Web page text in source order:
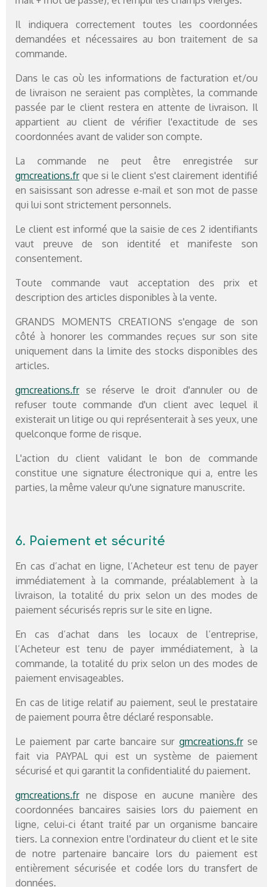
Il indiquera correctement toutes les coordonnées
demandées et nécessaires au bon traitement de sa
commande.
Dans le cas où les informations de facturation et/ou
de livraison ne seraient pas complètes, la commande
passée par le client restera en attente de livraison. Il
appartient au client de vérifier l'exactitude de ses
coordonnées avant de valider son compte.
La commande ne peut être enregistrée sur
gmcreations.frque si le client s'est clairement identifié
en saisissant son adresse e-mail et son mot de passe
qui lui sont strictement personnels.
Le client est informé que la saisie de ces 2 identifiants
vaut preuve de son identité et manifeste son
consentement.
Toute commande vaut acceptation des prix et
description des articles disponibles à la vente.
GRANDS MOMENTS CREATIONS s'engage de son
côté à honorer les commandes reçues sur son site
uniquement dans la limite des stocks disponibles des
articles.
gmcreations.frse réserve le droit d'annuler ou de
refuser toute commande d'un client avec lequel il
existerait un litige ou qui représenterait à ses yeux, une
quelconque forme de risque.
L'action du client validant le bon de commande
constitue une signature électronique qui a, entre les
parties, la même valeur qu'une signature manuscrite.
6. Paiement et sécurité
En cas d’achat en ligne, l’Acheteur est tenu de payer
immédiatement à la commande, préalablement à la
livraison, la totalité du prix selon un des modes de
paiement sécurisés repris sur le site en ligne.
En cas d’achat dans les locaux de l’entreprise,
l’Acheteur est tenu de payer immédiatement, à la
commande, la totalité du prix selon un des modes de
paiement envisageables.
En cas de litige relatif au paiement, seul le prestataire
de paiement pourra être déclaré responsable.
Le paiement par carte bancaire sur gmcreations.frse
fait via PAYPAL qui est un système de paiement
sécurisé et qui garantit la confidentialité du paiement.
gmcreations.frne dispose en aucune manière des
coordonnées bancaires saisies lors du paiement en
ligne, celui-ci étant traité par un organisme bancaire
tiers. La connexion entre l'ordinateur du client et le site
de notre partenaire bancaire lors du paiement est
entièrement sécurisée et codée lors du transfert de
données.